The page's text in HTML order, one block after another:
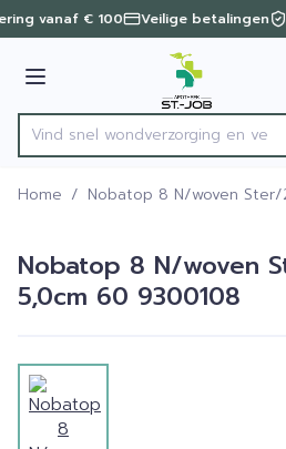
Ga naar de inhoud
1 van 1
vanaf € 100 Veilige betalingen
Menu
Product, merk, categorie...
Vind snel wondverzorging
Home / Nobatop 8 N/woven
Nobatop 8 N/woven
5,0cm 60 9300108